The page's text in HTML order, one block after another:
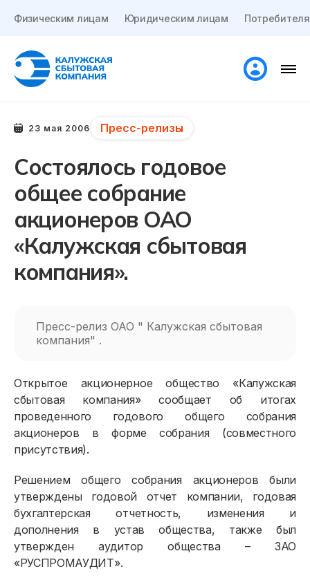
Физическим лицам Юридическим лицам
23 мая 2006 Пресс-релизы
Состоялось годовое
общее собрание
акционеров ОАО
«Калужская сбытовая
компания».
Пресс-релиз ОАО " Калужская сбытовая
компания" .
Открытое акционерное общество «Калужская
сбытовая компания» сообщает об итогах
проведенного годового общего собрания
акционеров в форме собрания (совместного
присутствия).
Решением общего собрания акционеров были
утверждены годовой отчет компании, годовая
бухгалтерская отчетность, изменения и
дополнения в устав общества, также был
утвержден аудитор общества – ЗАО
«РУСПРОМАУДИТ».